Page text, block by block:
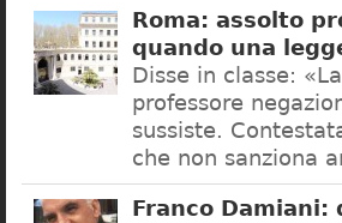
Roma: assolto
quando una
Disse in classe:
professore
sussiste.
che non sanziona
Franco